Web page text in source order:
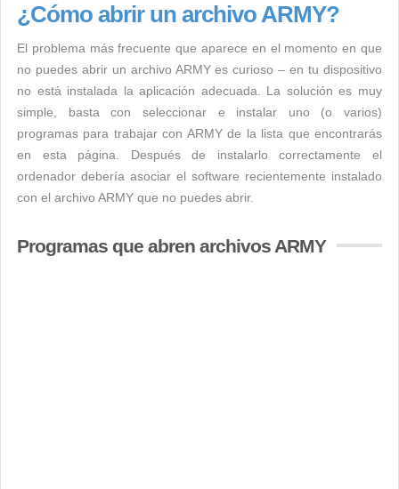
¿Cómo abrir un archivo ARMY?
El problema más frecuente que aparece en el momento en que
no puedes abrir un archivo ARMY es curioso – en tu dispositivo
no está instalada la aplicación adecuada. La solución es muy
simple, basta con seleccionar e instalar uno (o varios)
programas para trabajar con ARMY de la lista que encontrarás
en esta página. Después de instalarlo correctamente el
ordenador debería asociar el software recientemente instalado
con el archivo ARMY que no puedes abrir.
Programas que abren archivos ARMY